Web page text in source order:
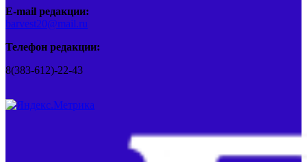
E-mail редакции:
barvest20@mail.ru
Телефон редакции:
8(383-612)-22-43